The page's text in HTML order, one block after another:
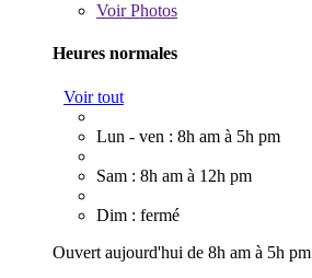
VoirPhotos
Heures normales
Voir tout
Lun - ven : 8h am à 5h pm
Sam : 8h am à 12h pm
Dim : fermé
Ouvert aujourd'hui de 8h am à 5h pm